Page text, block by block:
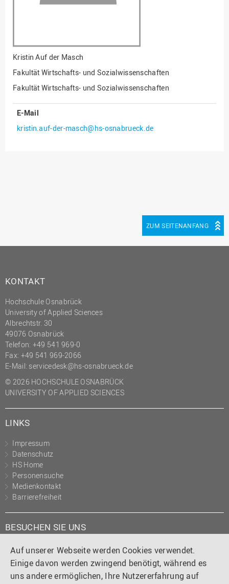
Auf unserer Webseite werden Cookies verwendet.
Einige davon werden zwingend benötigt, während es
uns andere ermöglichen, Ihre Nutzererfahrung auf
Gesellschaftliches
Hochschulplanung/-
strategie
Personalrat
Präsidialbüro
Professional School
Projekte des Präsidiums
Projektmanagement Office
(PMO)
Prozessmanagement
Recht
Studium und Lehre
Transfer- und
Innovationsmanagement
Kristin Auf der Masch
Fakultät Wirtschafts- und Sozialwissenschaften
Fakultät Wirtschafts- und Sozialwissenschaften
E-Mail
kristin.auf-der-masch@hs-osnabrueck.de
ZUM SEITENANFANG
KONTAKT
Hochschule Osnabrück
University of Applied Sciences
Albrechtstr. 30
49076 Osnabrück
Telefon: +49 541 969-0
Fax: +49 541 969-2066
E-Mail: servicedesk@hs-osnabrueck.de
© 2026 HOCHSCHULE OSNABRÜCK
UNIVERSITY OF APPLIED SCIENCES
LINKS
Impressum
Datenschutz
HS Home
Personensuche
Medienkontakt
Barrierefreiheit
BESUCHEN SIE UNS
Instagram
TiktokLinkedIn
YouTube
Facebook